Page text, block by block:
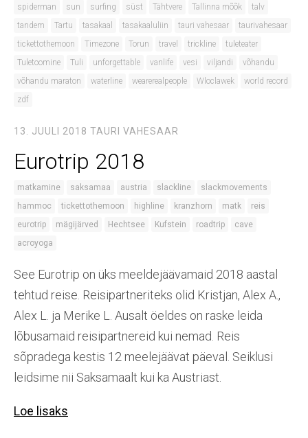
spiderman
sun surfing süst Tähtvere Tallinna mõõk
talv
tandem
Tartu tasakaal tasakaaluliin tauri vahesaar
taurivahesaar
tickettothemoon
Timezone Torun travel trickline
tuleteater
Tuletoomine
Tuli unforgettable vanlife vesi viljandi
võhandu
võhandu maraton
waterline wearerealpeople Wloclawek
world record
zdf
13. JUULI 2018 TAURI VAHESAAR
Eurotrip 2018
matkamine saksamaa austria slackline
slackmovements
hammoc
tickettothemoon highline kranzhorn matk
reis
eurotrip
mägijärved Hechtsee Kufstein roadtrip
cave
acroyoga
See Eurotrip on üks meeldejäävamaid 2018 aastal
tehtud reise. Reisipartneriteks olid Kristjan, Alex A.,
Alex L. ja Merike L. Ausalt öeldes on raske leida
lõbusamaid reisipartnereid kui nemad. Reis
sõpradega kestis 12 meelejäävat päeval. Seiklusi
leidsime nii Saksamaalt kui ka Austriast.
Loe lisaks